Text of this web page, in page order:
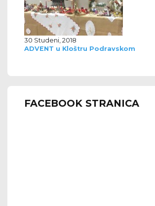
30 Studeni, 2018
ADVENT u Kloštru Podravskom
FACEBOOK STRANICA